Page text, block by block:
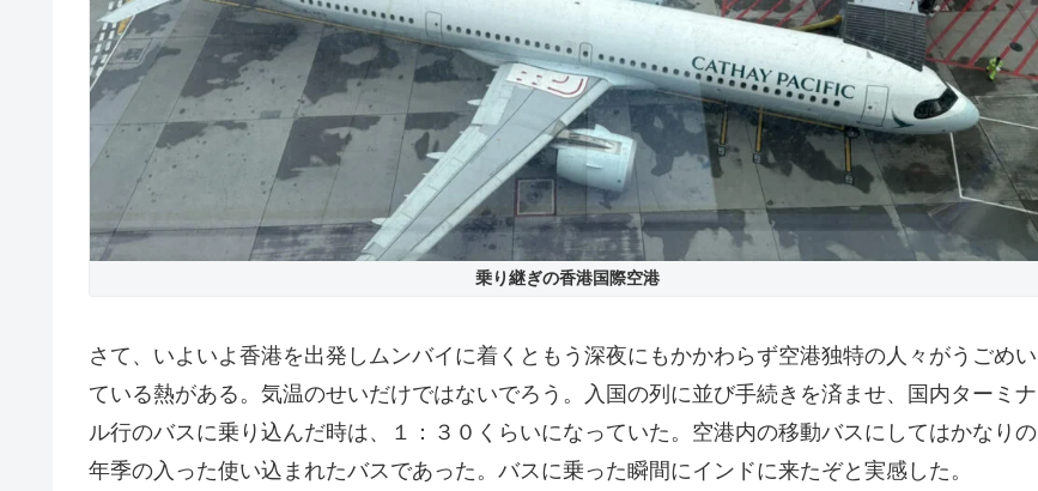
乗り継ぎの香港国際空港
さて、いよいよ香港を出発しムンバイに着くともう深夜にもかかわらず空港独特の人々がうごめい
ている熱がある。気温のせいだけではないでろう。入国の列に並び手続きを済ませ、国内ターミナ
ル行のバスに乗り込んだ時は、１：３０くらいになっていた。空港内の移動バスにしてはかなりの
年季の入った使い込まれたバスであった。バスに乗った瞬間にインドに来たぞと実感した。